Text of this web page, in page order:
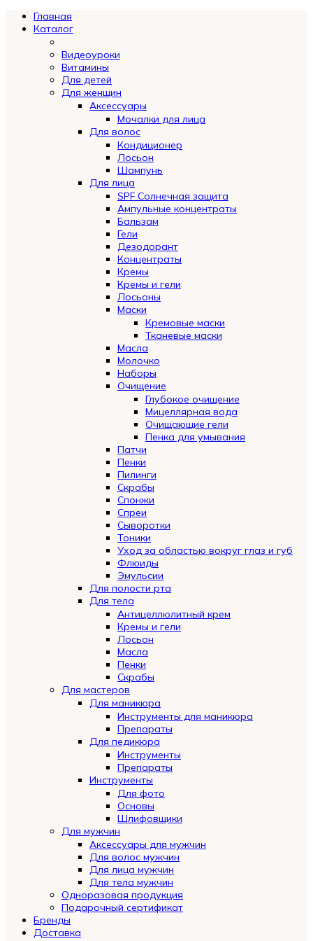
Главная
Каталог
Видеоуроки
Витамины
Для детей
Для женщин
Аксессуары
Мочалки для лица
Для волос
Кондиционер
Лосьон
Шампунь
Для лица
SPF Солнечная защита
Ампульные концентраты
Бальзам
Гели
Дезодорант
Концентраты
Кремы
Кремы и гели
Лосьоны
Маски
Кремовые маски
Тканевые маски
Масла
Молочко
Наборы
Очищение
Глубокое очищение
Мицеллярная вода
Очищающие гели
Пенка для умывания
Патчи
Пенки
Пилинги
Скрабы
Спонжи
Спреи
Сыворотки
Тоники
Уход за областью вокруг глаз и губ
Флюиды
Эмульсии
Для полости рта
Для тела
Антицеллюлитный крем
Кремы и гели
Лосьон
Масла
Пенки
Скрабы
Для мастеров
Для маникюра
Инструменты для маникюра
Препараты
Для педикюра
Инструменты
Препараты
Инструменты
Для фото
Основы
Шлифовщики
Для мужчин
Аксессуары для мужчин
Для волос мужчин
Для лица мужчин
Для тела мужчин
Одноразовая продукция
Подарочный сертификат
Automatically
Hierarchic
Бренды
Доставка